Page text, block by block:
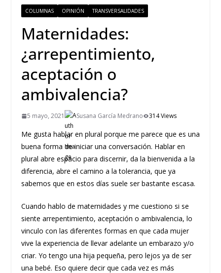
COLUMNAS OPINIÓN TRANSVERSALIDADES
Maternidades:
¿arrepentimiento,
aceptación o
ambivalencia?
5 mayo, 2021 Susana García Medrano 314 Views
Me gusta hablar en plural porque me parece que es una
buena forma de iniciar una conversación. Hablar en
plural abre espacio para discernir, da la bienvenida a la
diferencia, abre el camino a la tolerancia, que ya
sabemos que en estos días suele ser bastante escasa.
Cuando hablo de maternidades y me cuestiono si se
siente arrepentimiento, aceptación o ambivalencia, lo
vinculo con las diferentes formas en que cada mujer
vive la experiencia de llevar adelante un embarazo y/o
criar. Yo tengo una hija pequeña, pero lejos ya de ser
una bebé. Eso quiere decir que cada vez es más